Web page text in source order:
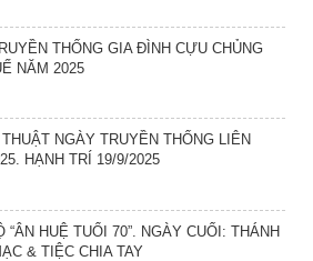
THỐNG GIA ĐÌNH CỰU CHỦNG
NĂM 2025
NGÀY TRUYỀN THỐNG LIÊN
HẠNH TRÍ 19/9/2025
“ÂN HUỆ TUỔI 70”. NGÀY CUỐI: THÁNH
& TIỆC CHIA TAY